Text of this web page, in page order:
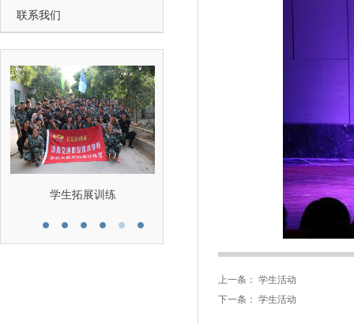
联系我们
学生拓展训练
上一条： 学生活动
下一条： 学生活动